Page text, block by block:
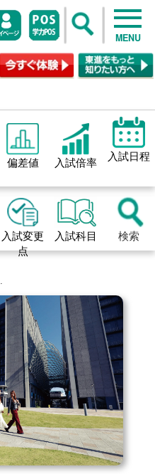
MENU
偏差値 入試倍率 入試日程
入試変更
点
入試科目 検索